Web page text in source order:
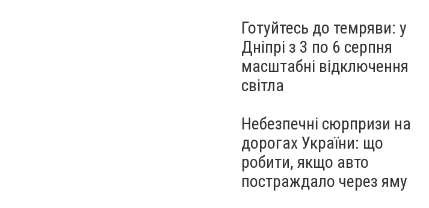
Готуйтесь до темряви: у
Дніпрі з 3 по 6 серпня
масштабні відключення
світла
Небезпечні сюрпризи на
дорогах України: що
робити, якщо авто
постраждало через яму